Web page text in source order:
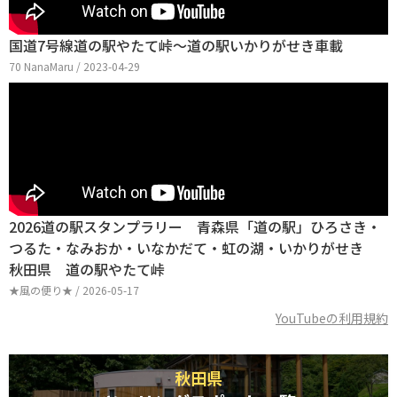
国道7号線道の駅やたて峠～道の駅いかりがせき車載
70 NanaMaru / 2023-04-29
2026道の駅スタンプラリー 青森県「道の駅」ひろさき・
つるた・なみおか・いなかだて・虹の湖・いかりがせき
秋田県 道の駅やたて峠
★風の便り★ / 2026-05-17
YouTubeの利用規約
秋田県